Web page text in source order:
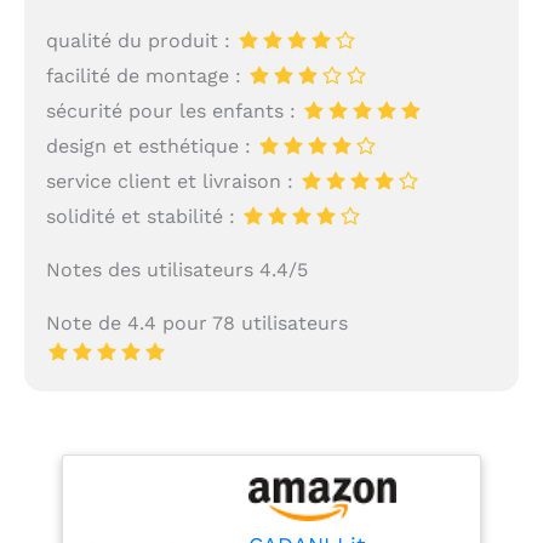
qualité du produit :
facilité de montage :
sécurité pour les enfants :
design et esthétique :
service client et livraison :
solidité et stabilité :
Notes des utilisateurs 4.4/5
Note de 4.4 pour 78 utilisateurs